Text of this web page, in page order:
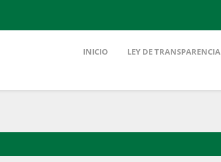
INICIO LEY DE TRANSPARENCIA